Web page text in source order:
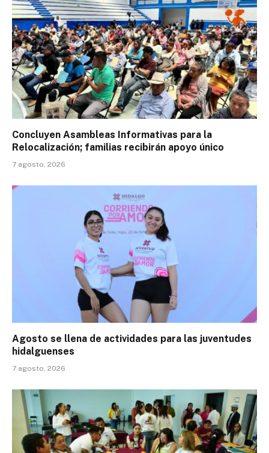
Concluyen Asambleas Informativas para la
Relocalización; familias recibirán apoyo único
7 agosto, 2026
Agosto se llena de actividades para las juventudes
hidalguenses
7 agosto, 2026